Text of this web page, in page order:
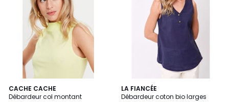
CACHE CACHE
Débardeur col montant
LA FIANCÉE
Débardeur coton bio larges
3
Couleurs